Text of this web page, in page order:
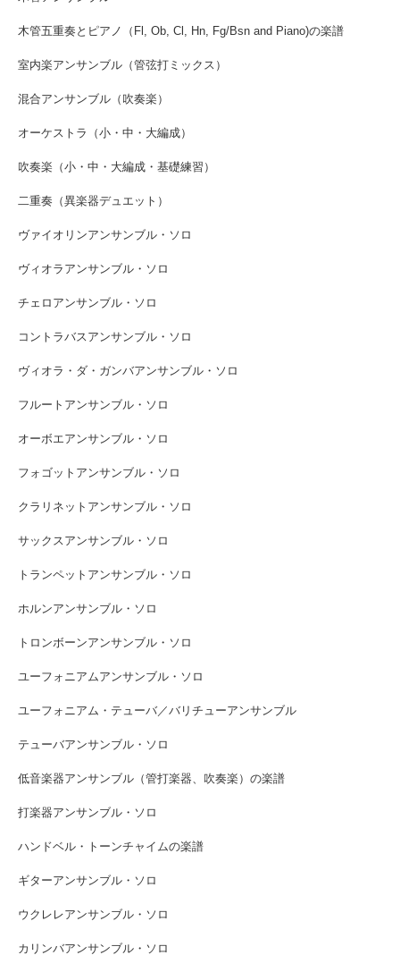
木管五重奏とピアノ（Fl, Ob, Cl, Hn, Fg/Bsn and Piano)の楽譜
室内楽アンサンブル（管弦打ミックス）
混合アンサンブル（吹奏楽）
オーケストラ（小・中・大編成）
吹奏楽（小・中・大編成・基礎練習）
二重奏（異楽器デュエット）
ヴァイオリンアンサンブル・ソロ
ヴィオラアンサンブル・ソロ
チェロアンサンブル・ソロ
コントラバスアンサンブル・ソロ
ヴィオラ・ダ・ガンバアンサンブル・ソロ
フルートアンサンブル・ソロ
オーボエアンサンブル・ソロ
フォゴットアンサンブル・ソロ
クラリネットアンサンブル・ソロ
サックスアンサンブル・ソロ
トランペットアンサンブル・ソロ
ホルンアンサンブル・ソロ
トロンボーンアンサンブル・ソロ
ユーフォニアムアンサンブル・ソロ
ユーフォニアム・テューバ／バリチューアンサンブル
テューバアンサンブル・ソロ
低音楽器アンサンブル（管打楽器、吹奏楽）の楽譜
打楽器アンサンブル・ソロ
ハンドベル・トーンチャイムの楽譜
ギターアンサンブル・ソロ
ウクレレアンサンブル・ソロ
カリンバアンサンブル・ソロ